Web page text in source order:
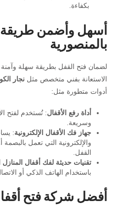
بكفاءة.
أسهل وأضمن طريقة
بالمنصورية
لضمان فتح القفل بطريقة سهلة
الاستعانة بفني متخصص مثل نجار
أدوات متطورة مثل:
أداة رفع الأقفال: تُستخدم لفتح
وسريعة.
جهاز فك الأقفال الإلكترونية:
والإلكترونية التي تعمل بالبصمة
القفل.
تقنيات حديثة لفك أقفال المنازل
باستخدام الهاتف الذكي أو
أفضل شركة فتح